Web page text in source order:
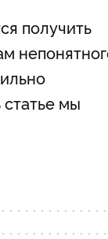
получить
мы